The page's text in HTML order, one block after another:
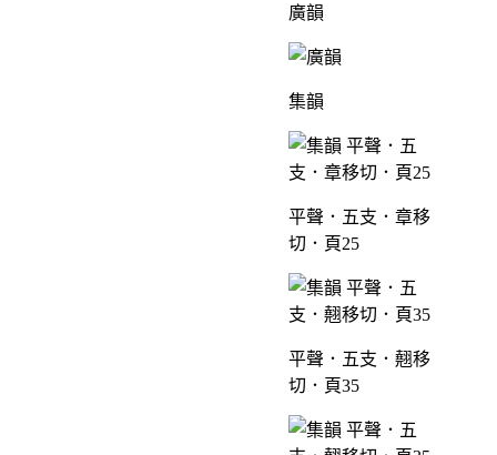
廣韻
集韻
平聲．五支．章移
切．頁25
平聲．五支．翹移
切．頁35